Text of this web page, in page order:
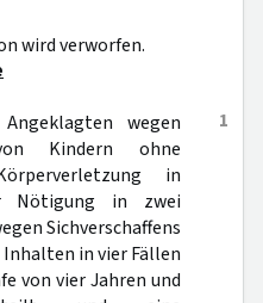
wird verworfen.
1
wegen
Kindern ohne
in
Nötigung in zwei
Sichverschaffens
in vier Fällen
von vier Jahren und